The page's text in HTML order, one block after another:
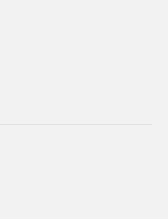
данных
Windows Essential и